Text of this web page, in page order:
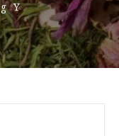
Y